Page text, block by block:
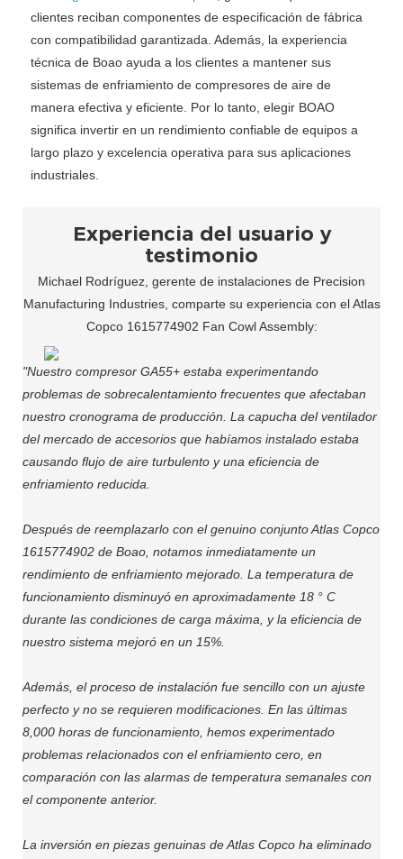
clientes reciban componentes de especificación de fábrica
con compatibilidad garantizada. Además, la experiencia
técnica de Boao ayuda a los clientes a mantener sus
sistemas de enfriamiento de compresores de aire de
manera efectiva y eficiente. Por lo tanto, elegir BOAO
significa invertir en un rendimiento confiable de equipos a
largo plazo y excelencia operativa para sus aplicaciones
industriales.
Experiencia del usuario y
testimonio
Michael Rodríguez, gerente de instalaciones de Precision
Manufacturing Industries, comparte su experiencia con el Atlas
Copco 1615774902 Fan Cowl Assembly:
"Nuestro compresor GA55+ estaba experimentando
problemas de sobrecalentamiento frecuentes que afectaban
nuestro cronograma de producción. La capucha del ventilador
del mercado de accesorios que habíamos instalado estaba
causando flujo de aire turbulento y una eficiencia de
enfriamiento reducida.
Después de reemplazarlo con el genuino conjunto Atlas Copco
1615774902 de Boao, notamos inmediatamente un
rendimiento de enfriamiento mejorado. La temperatura de
funcionamiento disminuyó en aproximadamente 18 ° C
durante las condiciones de carga máxima, y ​​la eficiencia de
nuestro sistema mejoró en un 15%.
Además, el proceso de instalación fue sencillo con un ajuste
perfecto y no se requieren modificaciones. En las últimas
8,000 horas de funcionamiento, hemos experimentado
problemas relacionados con el enfriamiento cero, en
comparación con las alarmas de temperatura semanales con
el componente anterior.
La inversión en piezas genuinas de Atlas Copco ha eliminado